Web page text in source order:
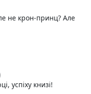
не крон-принц? Але
успіху книзі!